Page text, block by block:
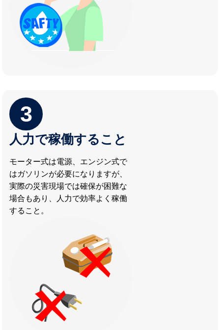
3
人力で稼働すること
モーター式は電源、エンジン式で
はガソリンが必要になりますが、
実際の災害現場では確保が困難な
場合もあり、人力で効率よく稼働
すること。